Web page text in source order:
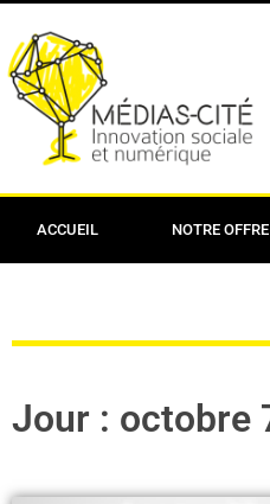
ACCUEIL NOTRE OFFRE
Jour : octobre